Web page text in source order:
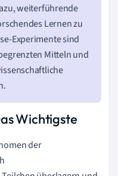
weiterführende
Lernen zu
Experimente sind
Mitteln und
Wichtigste
der